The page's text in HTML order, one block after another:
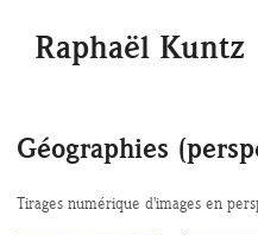
Raphaël Kuntz
Géographies
Tirages numérique d'images en